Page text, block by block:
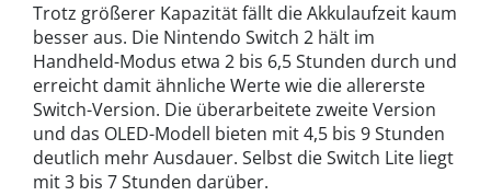
Trotz größerer Kapazität fällt die Akkulaufzeit kaum
besser aus. Die Nintendo Switch 2 hält im
Handheld-Modus etwa 2 bis 6,5 Stunden durch und
erreicht damit ähnliche Werte wie die allererste
Switch-Version. Die überarbeitete zweite Version
und das OLED-Modell bieten mit 4,5 bis 9 Stunden
deutlich mehr Ausdauer. Selbst die Switch Lite liegt
mit 3 bis 7 Stunden darüber.